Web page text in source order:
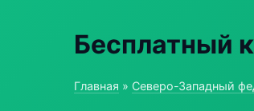
Бесплатный
Главная » Северо-Западный